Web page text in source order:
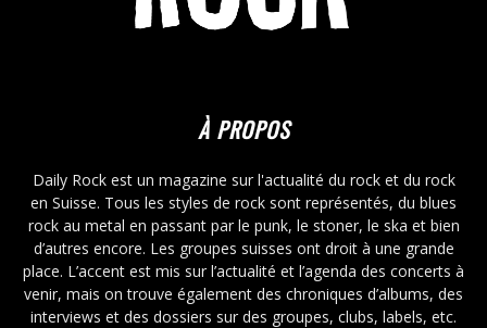
À PROPOS
Daily Rock est un magazine sur l'actualité du rock et du rock
en Suisse. Tous les styles de rock sont représentés, du blues
rock au metal en passant par le punk, le stoner, le ska et bien
d’autres encore. Les groupes suisses ont droit à une grande
place. L’accent est mis sur l’actualité et l’agenda des concerts à
venir, mais on trouve également des chroniques d’albums, des
interviews et des dossiers sur des groupes, clubs, labels, etc.